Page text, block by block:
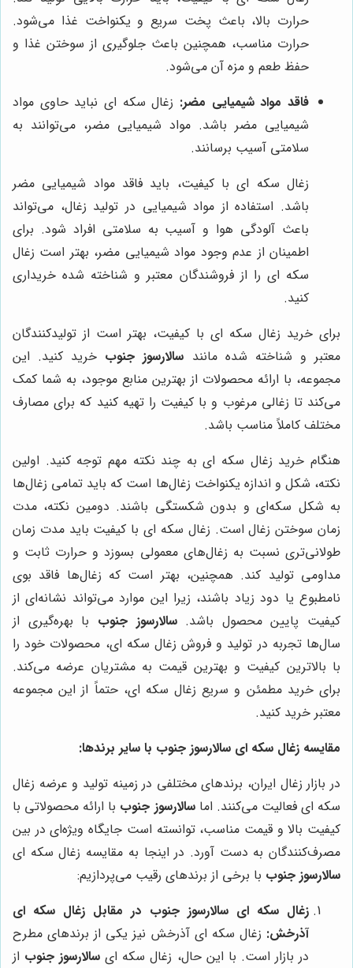
حرارت بالا، باعث پخت سریع و یکنواخت غذا می‌شود.
حرارت مناسب، همچنین باعث جلوگیری از سوختن غذا و
حفظ طعم و مزه آن می‌شود.
فاقد مواد شیمیایی مضر: زغال سکه ای نباید حاوی مواد
شیمیایی مضر باشد. مواد شیمیایی مضر، می‌توانند به
سلامتی آسیب برسانند.
زغال سکه ای با کیفیت، باید فاقد مواد شیمیایی مضر
باشد. استفاده از مواد شیمیایی در تولید زغال، می‌تواند
باعث آلودگی هوا و آسیب به سلامتی افراد شود. برای
اطمینان از عدم وجود مواد شیمیایی مضر، بهتر است زغال
سکه ای را از فروشندگان معتبر و شناخته شده خریداری
کنید.
برای خرید زغال سکه ای با کیفیت، بهتر است از تولیدکنندگان
معتبر و شناخته شده مانند سالارسوز جنوب خرید کنید. این
مجموعه، با ارائه محصولات از بهترین منابع موجود، به شما کمک
می‌کند تا زغالی مرغوب و با کیفیت را تهیه کنید که برای مصارف
مختلف کاملاً مناسب باشد.
هنگام خرید زغال سکه ای به چند نکته مهم توجه کنید. اولین
نکته، شکل و اندازه یکنواخت زغال‌ها است که باید تمامی زغال‌ها
به شکل سکه‌ای و بدون شکستگی باشند. دومین نکته، مدت
زمان سوختن زغال است. زغال سکه ای با کیفیت باید مدت زمان
طولانی‌تری نسبت به زغال‌های معمولی بسوزد و حرارت ثابت و
مداومی تولید کند. همچنین، بهتر است که زغال‌ها فاقد بوی
نامطبوع یا دود زیاد باشند، زیرا این موارد می‌تواند نشانه‌ای از
کیفیت پایین محصول باشد.سالارسوز جنوب با بهره‌گیری از
سال‌ها تجربه در تولید و فروش زغال سکه ای، محصولات خود را
با بالاترین کیفیت و بهترین قیمت به مشتریان عرضه می‌کند.
برای خرید مطمئن و سریع زغال سکه ای، حتماً از این مجموعه
معتبر خرید کنید.
مقایسه زغال سکه ای سالارسوز جنوب با سایر برندها:
در بازار زغال ایران، برندهای مختلفی در زمینه تولید و عرضه زغال
سکه ای فعالیت می‌کنند. اماسالارسوز جنوب با ارائه محصولاتی با
کیفیت بالا و قیمت مناسب، توانسته است جایگاه ویژه‌ای در بین
مصرف‌کنندگان به دست آورد. در اینجا به مقایسه زغال سکه ای
سالارسوز جنوب با برخی از برندهای رقیب می‌پردازیم:
زغال سکه ای سالارسوز جنوب در مقابل زغال سکه ای
آذرخش: زغال سکه ای آذرخش نیز یکی از برندهای مطرح
در بازار است. با این حال، زغال سکه ای سالارسوز جنوب از